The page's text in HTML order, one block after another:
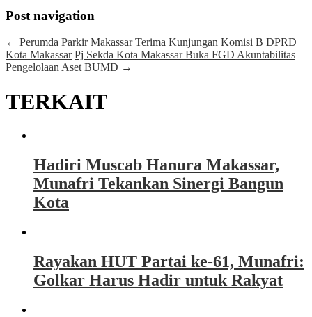
Post navigation
← Perumda Parkir Makassar Terima Kunjungan Komisi B DPRD
Kota Makassar Pj Sekda Kota Makassar Buka FGD Akuntabilitas
Pengelolaan Aset BUMD →
TERKAIT
Hadiri Muscab Hanura Makassar,
Munafri Tekankan Sinergi Bangun
Kota
Rayakan HUT Partai ke-61, Munafri:
Golkar Harus Hadir untuk Rakyat